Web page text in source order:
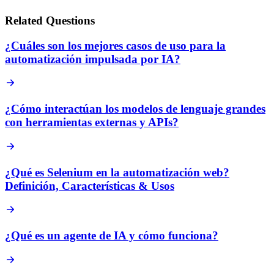
Related Questions
¿Cuáles son los mejores casos de uso para la
automatización impulsada por IA?
¿Cómo interactúan los modelos de lenguaje grandes
con herramientas externas y APIs?
¿Qué es Selenium en la automatización web?
Definición, Características & Usos
¿Qué es un agente de IA y cómo funciona?